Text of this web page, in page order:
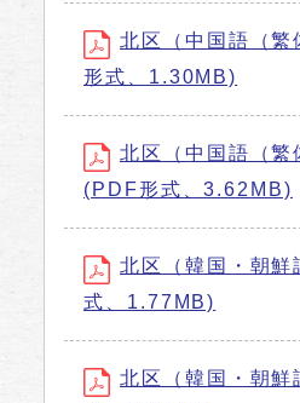
北区（中国語（
形式、1.30MB)
北区（中国語（繁
(PDF形式、3.62MB)
北区（韓国・朝
式、1.77MB)
北区（韓国・朝